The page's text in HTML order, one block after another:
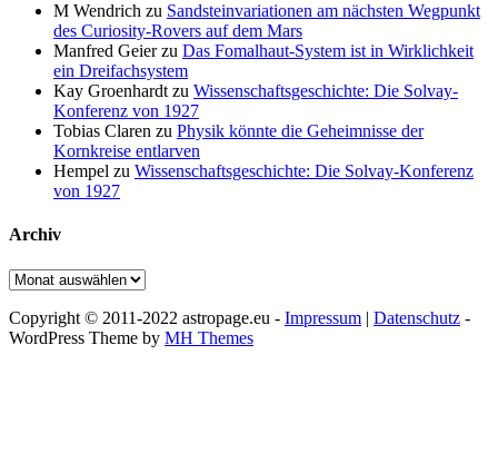
M Wendrich zu Sandsteinvariationen am nächsten Wegpunkt
des Curiosity-Rovers auf dem Mars
Manfred Geierzu Das Fomalhaut-System ist in Wirklichkeit
ein Dreifachsystem
Kay Groenhardt zu Wissenschaftsgeschichte: Die Solvay-
Konferenz von 1927
Tobias Claren zu Physik könnte die Geheimnisse der
Kornkreise entlarven
Hempel zu Wissenschaftsgeschichte: Die Solvay-Konferenz
von 1927
Archiv
Archiv
Copyright © 2011-2022 astropage.eu - Impressum | Datenschutz -
WordPress Theme by MH Themes